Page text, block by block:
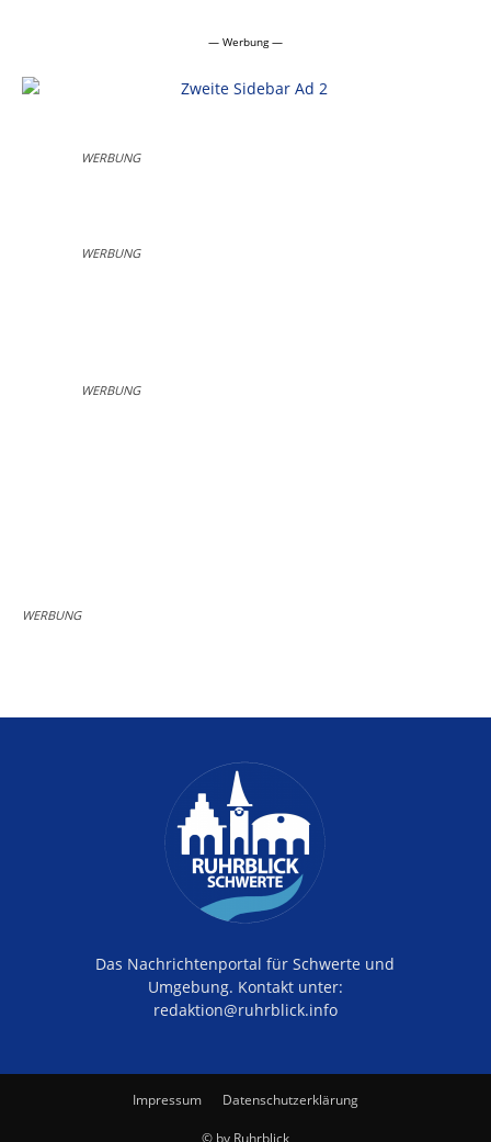
— Werbung —
WERBUNG
WERBUNG
WERBUNG
WERBUNG
Das Nachrichtenportal für Schwerte und
Umgebung. Kontakt unter:
redaktion@ruhrblick.info
Impressum Datenschutzerklärung
© by Ruhrblick